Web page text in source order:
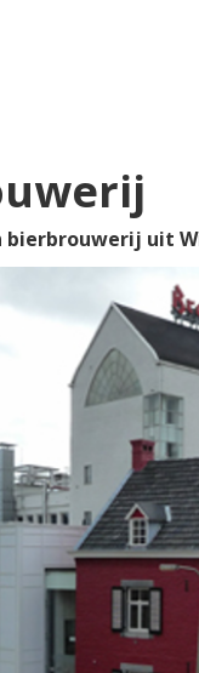
bierbrouwerij uit